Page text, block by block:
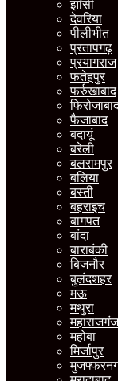
झाँसी
देवरिया
पीलीभीत
प्रतापगढ़
प्रयागराज
फतेहपुर
फर्रुखाबाद
फैजाबाद
बदायूं
बरेली
बलरामपुर
बलिया
बस्ती
बहराइच
बागपत
बांदा
बाराबंकी
बिजनौर
बुलंदशहर
मऊ
मथुरा
महाराजगंज
महोबा
मिर्जापुर